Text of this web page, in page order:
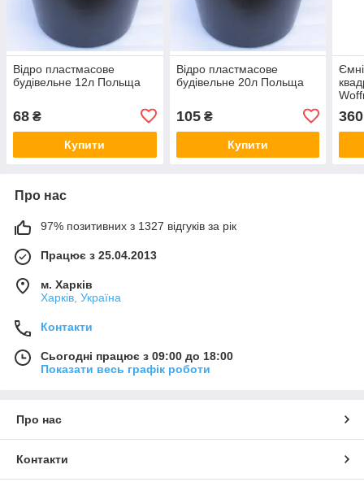
Відро пластмасове
будівельне 12л Польща
68 ₴
Купити
Відро пластмасове
будівельне 20л Польща
105₴
Купити
360
Про нас
97% позитивних з 1327 відгуків за рік
Працює з 25.04.2013
м. Харків
Харків, Україна
Контакти
Сьогодні працює з 09:00 до 18:00
Показати весь графік роботи
Про нас
Контакти